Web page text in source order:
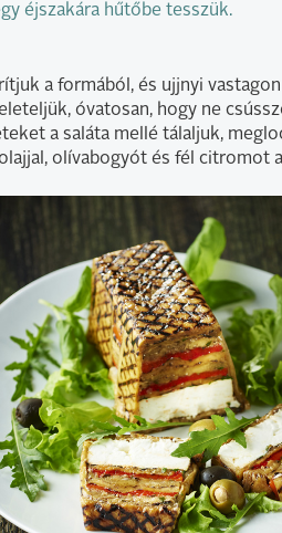
éjszakára hűtőbe tesszük.
a formából, és ujjnyi vastagon
óvatosan, hogy ne
a saláta mellé tálaljuk,
olívabogyót és fél citromot